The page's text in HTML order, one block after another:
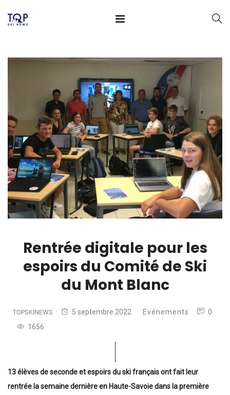
Rentrée digitale pour les
espoirs du Comité de Ski
du Mont Blanc
TOPSKINEWS 5 septembre 2022 Evénements
0
1656
13 élèves de seconde et espoirs du ski français ont fait leur
rentrée la semaine dernière en Haute-Savoie dans la première